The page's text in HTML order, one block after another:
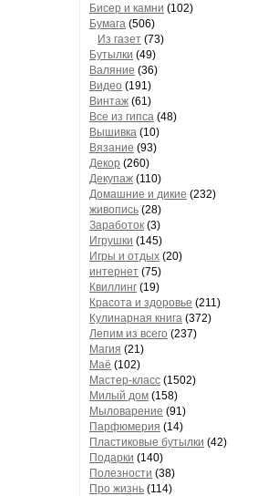
Бисер и камни (102)
Бумага (506)
Из газет (73)
Бутылки (49)
Валяние (36)
Видео (191)
Винтаж (61)
Все из гипса (48)
Вышивка (10)
Вязание (93)
Декор (260)
Декупаж (110)
Домашние и дикие (232)
живопись (28)
Заработок (3)
Игрушки (145)
Игры и отдых (20)
интернет (75)
Квиллинг (19)
Красота и здоровье (211)
Кулинарная книга (372)
Лепим из всего (237)
Магия (21)
Маё (102)
Мастер-класс (1502)
Милый дом (158)
Мыловарение (91)
Парфюмерия (14)
Пластиковые бутылки (42)
Подарки (140)
Полезности (38)
Про жизнь (114)